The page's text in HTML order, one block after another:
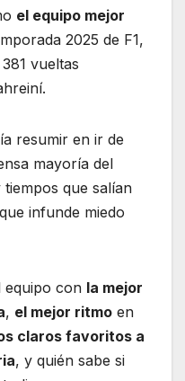
el equipo mejor
2025 de F1,
vueltas
resumir en ir de
mayoría del
que salían
infunde miedo
equipo con la mejor
, el mejor ritmo en
claros favoritos a
, y quién sabe si